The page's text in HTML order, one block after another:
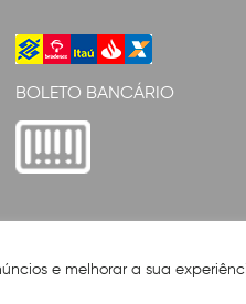
BOLETO BANCÁRIO
e melhorar a sua